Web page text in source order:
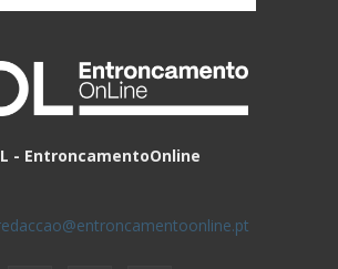
- EntroncamentoOnline